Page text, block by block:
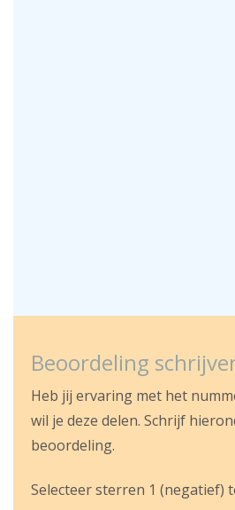
Beoordeling
Heb jij ervaring met het
wil je deze delen. Schrijf
beoordeling.
Selecteer sterren 1 (negatief)